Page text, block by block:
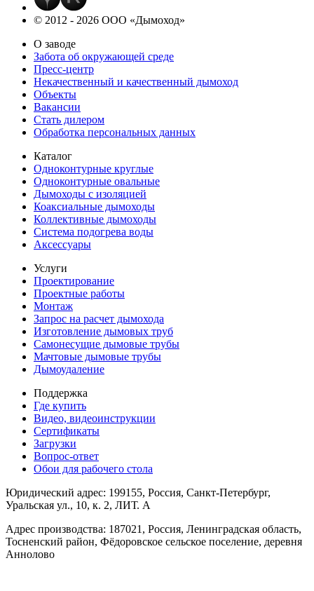
© 2012 - 2026 ООО «Дымоход»
О заводе
Забота об окружающей среде
Пресс-центр
Некачественный и качественный дымоход
Объекты
Вакансии
Стать дилером
Обработка персональных данных
Каталог
Одноконтурные круглые
Одноконтурные овальные
Дымоходы с изоляцией
Коаксиальные дымоходы
Коллективные дымоходы
Система подогрева воды
Аксессуары
Услуги
Проектирование
Проектные работы
Монтаж
Запрос на расчет дымохода
Изготовление дымовых труб
Самонесущие дымовые трубы
Мачтовые дымовые трубы
Дымоудаление
Поддержка
Где купить
Видео, видеоинструкции
Сертификаты
Загрузки
Вопрос-ответ
Обои для рабочего стола
Юридический адрес: 199155, Россия, Санкт-Петербург,
Уральская ул., 10, к. 2, ЛИТ. А
Адрес производства: 187021, Россия, Ленинградская область,
Тосненский район, Фёдоровское сельское поселение, деревня
Аннолово